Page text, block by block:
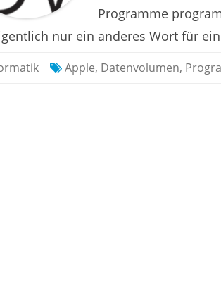
Programme
nur ein anderes Wort für
Apple, Datenvolumen,